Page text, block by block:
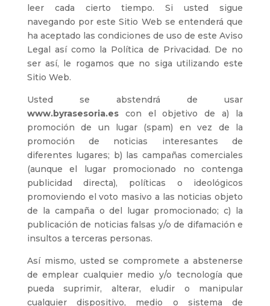
leer cada cierto tiempo. Si usted sigue
navegando por este Sitio Web se entenderá que
ha aceptado las condiciones de uso de este Aviso
Legal así como la Política de Privacidad. De no
ser así, le rogamos que no siga utilizando este
Sitio Web.
Usted se abstendrá de usar
www.byrasesoria.escon el objetivo de a) la
promoción de un lugar (spam) en vez de la
promoción de noticias interesantes de
diferentes lugares; b) las campañas comerciales
(aunque el lugar promocionado no contenga
publicidad directa), políticas o ideológicos
promoviendo el voto masivo a las noticias objeto
de la campaña o del lugar promocionado; c) la
publicación de noticias falsas y/o de difamación e
insultos a terceras personas.
Así mismo, usted se compromete a abstenerse
de emplear cualquier medio y/o tecnología que
pueda suprimir, alterar, eludir o manipular
cualquier dispositivo, medio o sistema de